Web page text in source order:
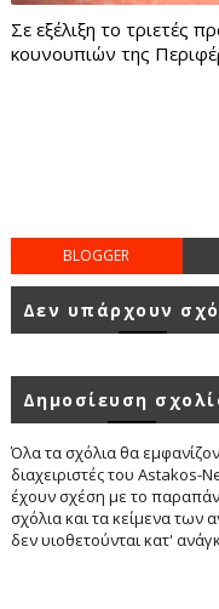
Σε εξέλιξη το τριετές
κουνουπιών της
BLOGGER
Δεν υπάρχουν
Δημοσίευση
Όλα τα σχόλια θα
διαχειριστές του Astakos-
έχουν σχέση με το
σχόλια και τα κείμενα των
δεν υιοθετούνται κατ'